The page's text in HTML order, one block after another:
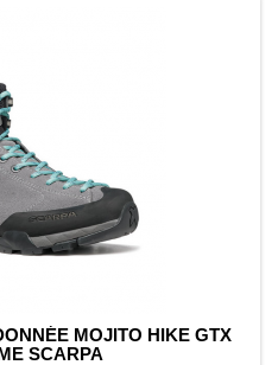
MOJITO HIKE GTX
SCARPA